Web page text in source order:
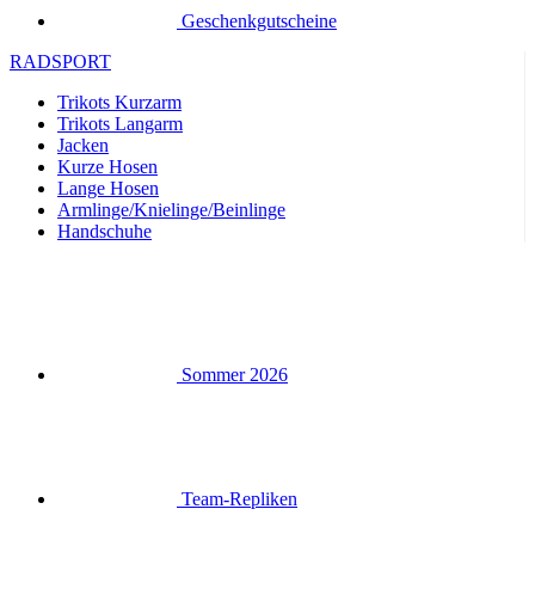
Trikots Langarm
Kurze Hosen
Armlinge/Knielinge/Beinlinge
Handschuhe